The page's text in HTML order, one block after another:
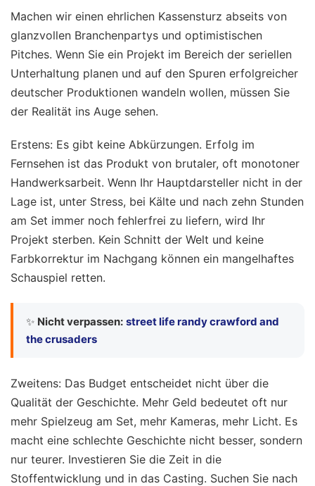
Machen wir einen ehrlichen Kassensturz abseits von
glanzvollen Branchenpartys und optimistischen
Pitches. Wenn Sie ein Projekt im Bereich der seriellen
Unterhaltung planen und auf den Spuren erfolgreicher
deutscher Produktionen wandeln wollen, müssen Sie
der Realität ins Auge sehen.
Erstens: Es gibt keine Abkürzungen. Erfolg im
Fernsehen ist das Produkt von brutaler, oft monotoner
Handwerksarbeit. Wenn Ihr Hauptdarsteller nicht in der
Lage ist, unter Stress, bei Kälte und nach zehn Stunden
am Set immer noch fehlerfrei zu liefern, wird Ihr
Projekt sterben. Kein Schnitt der Welt und keine
Farbkorrektur im Nachgang können ein mangelhaftes
Schauspiel retten.
✨ Nicht verpassen: street life randy crawford and
the crusaders
Zweitens: Das Budget entscheidet nicht über die
Qualität der Geschichte. Mehr Geld bedeutet oft nur
mehr Spielzeug am Set, mehr Kameras, mehr Licht. Es
macht eine schlechte Geschichte nicht besser, sondern
nur teurer. Investieren Sie die Zeit in die
Stoffentwicklung und in das Casting. Suchen Sie nach